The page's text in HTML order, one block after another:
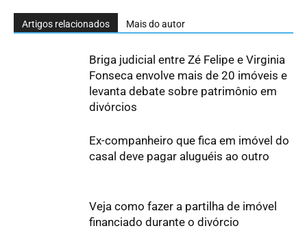
Artigos relacionados Mais do autor
Briga judicial entre Zé Felipe e Virginia
Fonseca envolve mais de 20 imóveis e
levanta debate sobre patrimônio em
divórcios
Ex-companheiro que fica em imóvel do
casal deve pagar aluguéis ao outro
Veja como fazer a partilha de imóvel
financiado durante o divórcio